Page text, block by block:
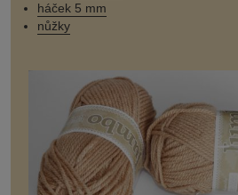
háček 5 mm
nůžky